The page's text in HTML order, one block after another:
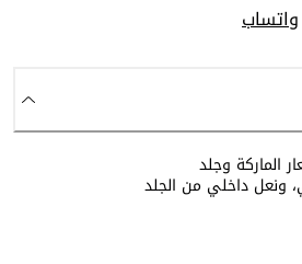
واتساب
الماركة وجلد
ونعل داخلي من الجلد